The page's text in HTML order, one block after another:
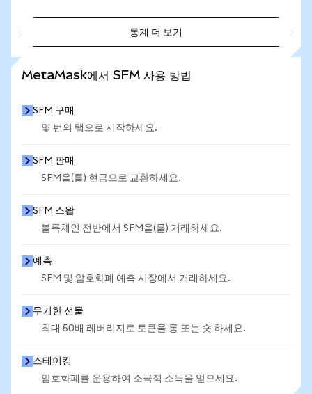
통계 더 보기
MetaMask에서 SFM 사용 방법
SFM 구매
몇 번의 탭으로 시작하세요.
SFM 판매
SFM을(를) 현금으로 교환하세요.
SFM 스왑
블록체인 전반에서 SFM을(를) 거래하세요.
예측
SFM 및 암호화폐 예측 시장에서 거래하세요.
무기한 선물
최대 50배 레버리지로 토큰을 롱 또는 숏 하세요.
스테이킹
암호화폐를 운용하여 소극적 소득을 얻으세요.